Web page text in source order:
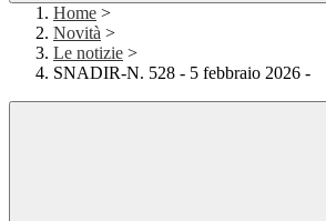
Home >
Novità >
Le notizie >
SNADIR-N. 528 - 5 febbraio 2026 -